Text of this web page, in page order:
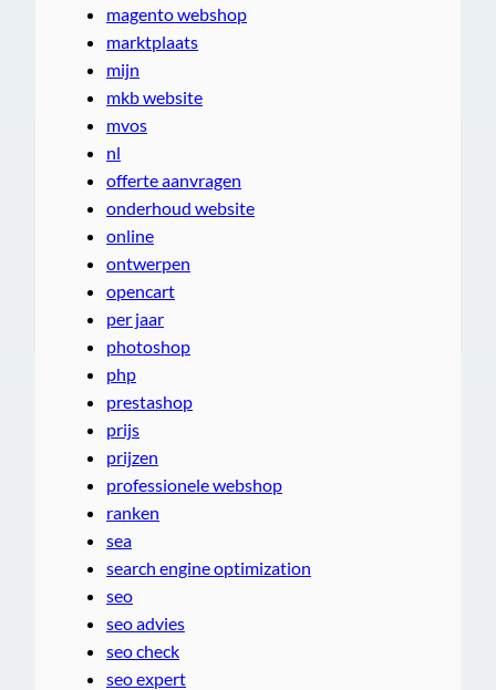
magento webshop
marktplaats
mijn
mkb website
mvos
nl
offerte aanvragen
onderhoud website
online
ontwerpen
opencart
per jaar
photoshop
php
prestashop
prijs
prijzen
professionele webshop
ranken
sea
search engine optimization
seo
seo advies
seo check
seo expert